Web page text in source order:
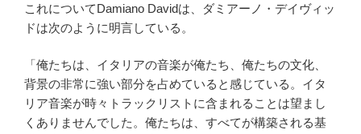
これについてDamiano Davidは、ダミアーノ・デイヴィッ
ドは次のように明言している。
「俺たちは、イタリアの音楽が俺たち、俺たちの文化、
背景の非常に強い部分を占めていると感じている。イタ
リア音楽が時々トラックリストに含まれることは望まし
くありませんでした。俺たちは、すべてが構築される基